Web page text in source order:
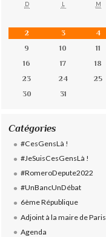
D L M
2
3 4
9
10 11
16
17 18
23
24 25
30
31
Catégories
#CesGensLà !
#JeSuisCesGensLà !
#RomeroDepute2022
#UnBancUnDébat
6ème République
Adjoint à la maire de Paris
Agenda